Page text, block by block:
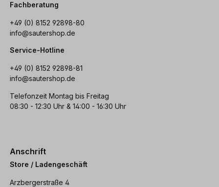
Fachberatung
+49 (0) 8152 92898-80
info@sautershop.de
Service-Hotline
+49 (0) 8152 92898-81
info@sautershop.de
Telefonzeit Montag bis Freitag
08:30 - 12:30 Uhr & 14:00 - 16:30 Uhr
Anschrift
Store / Ladengeschäft
Arzbergerstraße 4